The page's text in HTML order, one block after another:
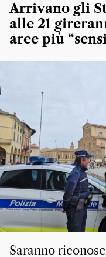
Arrivano gli
alle 21
aree più
Saranno